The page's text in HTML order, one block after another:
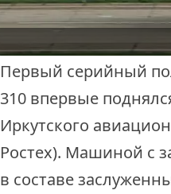
Первый серийный
310 впервые
Иркутского
Ростех). Машиной с
в составе